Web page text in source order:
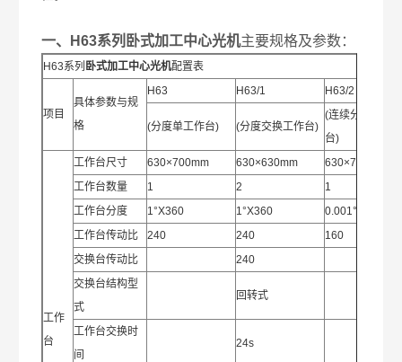
一、H63系列 卧式加工中心光机主要规格及参数：
H63系列 卧式加工中心光机配置表
项目
具体参数与规
格
H63 H63/1 H63/2
(分度单工作台) (分度交换工作台)
(连续分度单工
台)
工作
台
工作台尺寸 630×700mm 630×630mm
630×700mm
工作台数量
1 2
1
工作台分度
1°X360 1°X360
0.001°
工作台传动比
240 240
160
交换台传动比
240
交换台结构型
式
回转式
工作台交换时
间
24s